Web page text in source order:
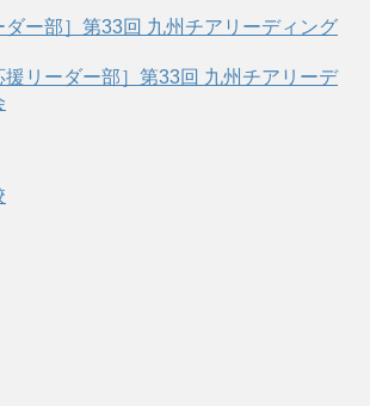
ダー部］第33回 九州チアリーディング
援リーダー部］第33回 九州チアリーデ